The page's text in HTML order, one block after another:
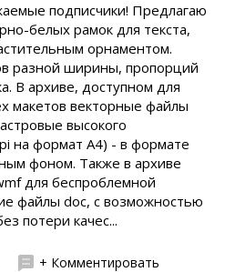
подписчики! Предлагаю
белых рамок для текста,
орнаментом.
разной ширины, пропорций
В архиве, доступном для
макетов векторные файлы
высокого
на формат А4) - в формате
фоном. Также в архиве
для беспроблемной
файлы doc, с возможностью
потери качес...
+ Комментировать